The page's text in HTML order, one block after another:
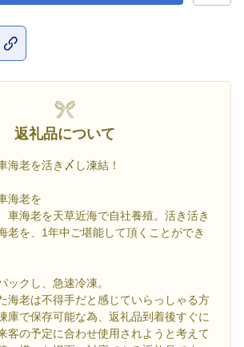
返礼品について
海老を活き〆し凍結！
海老を
車海老を天草近海で自社養殖。活き活き
老を、1年中ご堪能して頂くことができ
ックし、急速冷凍。
海老は不得手だと感じていらっしゃる方
庫で保存可能な為、返礼品到着後すぐに
客の予定に合わせ使用されようと考えて